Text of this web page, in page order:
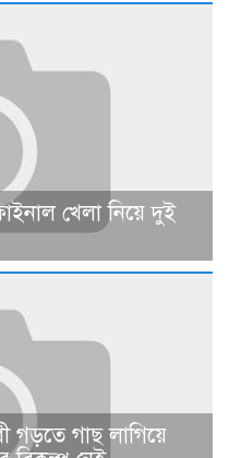
খেলা নিয়ে দুই
গড়তে গাছ লাগিয়ে